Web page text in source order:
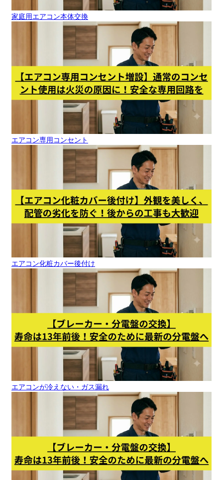
家庭用エアコン本体交換
エアコン専用コンセント
エアコン化粧カバー後付け
エアコンが冷えない・ガス漏れ